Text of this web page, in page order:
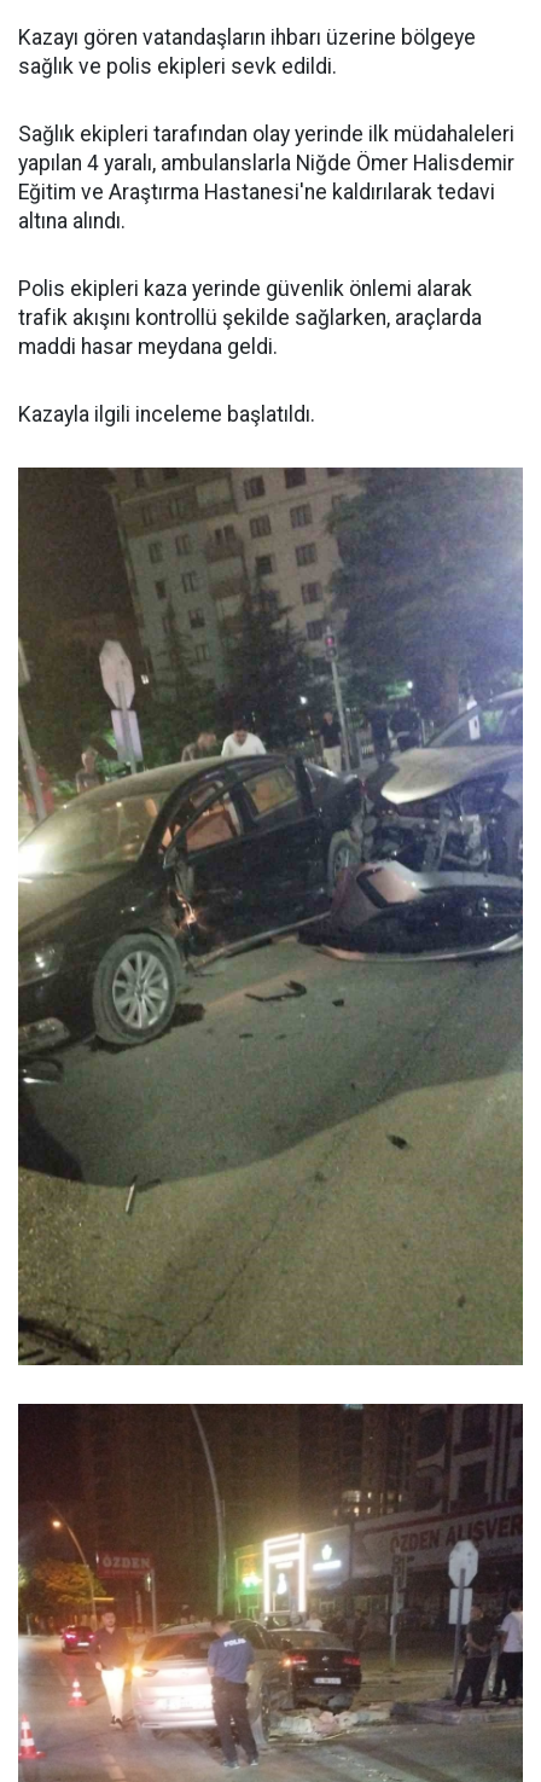
Kazayı gören vatandaşların ihbarı üzerine bölgeye
sağlık ve polis ekipleri sevk edildi.
Sağlık ekipleri tarafından olay yerinde ilk müdahaleleri
yapılan 4 yaralı, ambulanslarla Niğde Ömer Halisdemir
Eğitim ve Araştırma Hastanesi'ne kaldırılarak tedavi
altına alındı.
Polis ekipleri kaza yerinde güvenlik önlemi alarak
trafik akışını kontrollü şekilde sağlarken, araçlarda
maddi hasar meydana geldi.
Kazayla ilgili inceleme başlatıldı.